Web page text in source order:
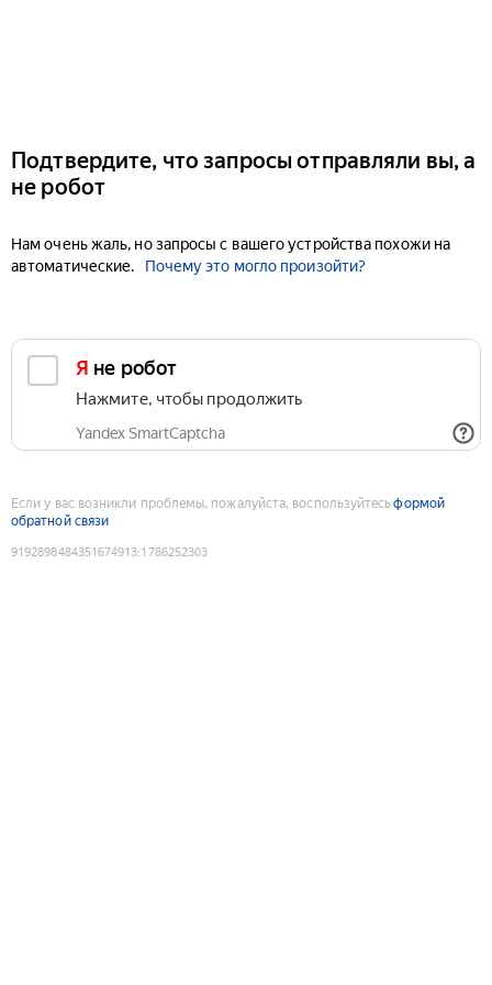
Подтвердите, что запросы отправляли вы, а
не робот
Нам очень жаль, но запросы с вашего устройства похожи на
автоматические.
Почему это могло произойти?
Я не робот
Нажмите, чтобы продолжить
Yandex SmartCaptcha
Если у вас возникли проблемы, пожалуйста, воспользуйтесьформой
обратной связи
9192898484351674913:1786252303